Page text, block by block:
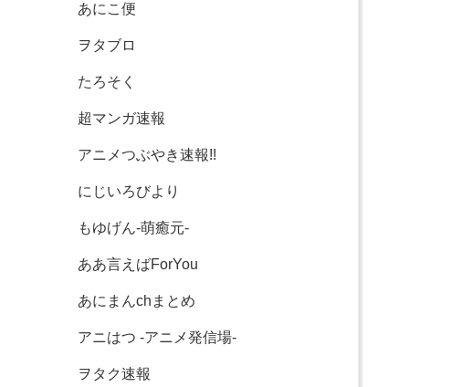
あにこ便
ヲタブロ
たろそく
超マンガ速報
アニメつぶやき速報!!
にじいろびより
もゆげん-萌癒元-
ああ言えばForYou
あにまんchまとめ
アニはつ -アニメ発信場-
ヲタク速報